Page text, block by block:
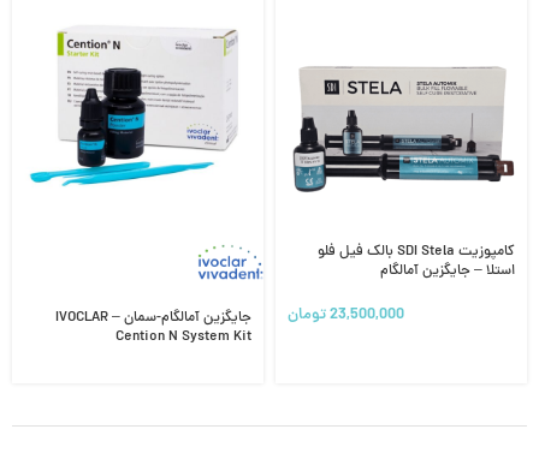
کامپوزیت SDI Stela بالک فیل فلو
استلا – جایگزین آمالگام
23,500,000تومان
جایگزین آمالگام-سمان IVOCLAR –
Cention N System Kit